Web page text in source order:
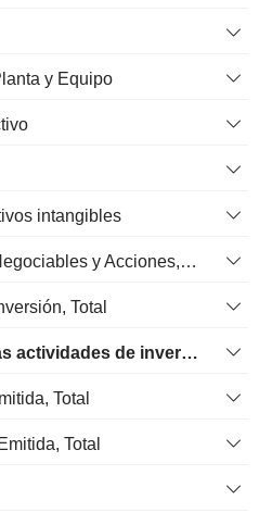
y Equipo
intangibles
Inversión en Valores Negociables y Acciones, Total
Total
Flujo de efectivo de las actividades de inversión
Total
Total